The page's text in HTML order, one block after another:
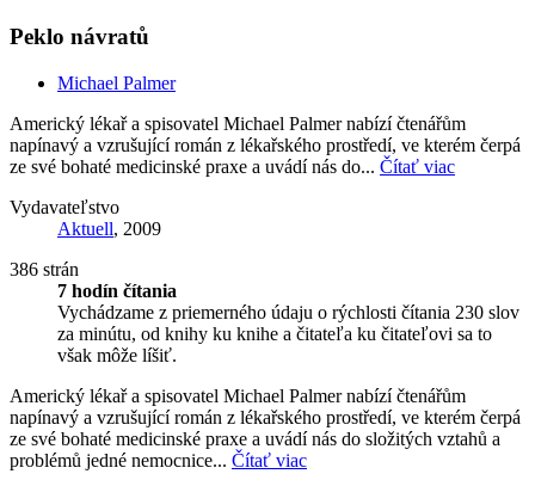
Peklo návratů
Michael Palmer
Americký lékař a spisovatel Michael Palmer nabízí čtenářům
napínavý a vzrušující román z lékařského prostředí, ve kterém čerpá
ze své bohaté medicinské praxe a uvádí nás do... Čítať viac
Vydavateľstvo
Aktuell, 2009
386 strán
7 hodín čítania
Vychádzame z priemerného údaju o rýchlosti čítania 230 slov
za minútu, od knihy ku knihe a čitateľa ku čitateľovi sa to
však môže líšiť.
Americký lékař a spisovatel Michael Palmer nabízí čtenářům
napínavý a vzrušující román z lékařského prostředí, ve kterém čerpá
ze své bohaté medicinské praxe a uvádí nás do složitých vztahů a
problémů jedné nemocnice... Čítať viac